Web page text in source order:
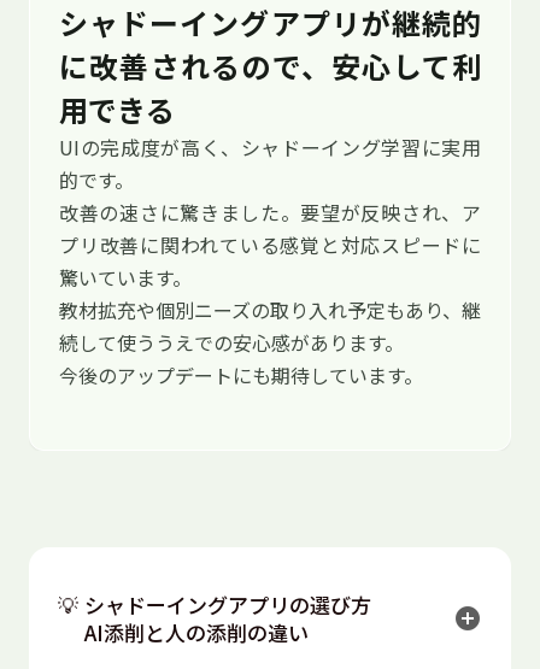
シャドーイングアプリが継続的
に改善されるので、安心して利
用できる
UIの完成度が高く、シャドーイング学習に実用
的です。
改善の速さに驚きました。要望が反映され、ア
プリ改善に関われている感覚と対応スピードに
驚いています。
教材拡充や個別ニーズの取り入れ予定もあり、継
続して使ううえでの安心感があります。
今後のアップデートにも期待しています。
💡 シャドーイングアプリの選び方
AI添削と人の添削の違い
add_circle